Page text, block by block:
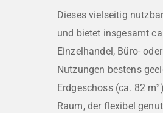
Dieses vielseitig
und bietet insgesamt
Einzelhandel, Büro-
Nutzungen bestens
Erdgeschoss (ca. 82
Raum, der flexibel